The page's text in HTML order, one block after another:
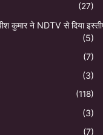
(27)
कुमार ने NDTV से दिया
(5)
(7)
(3)
(118)
(3)
(7)